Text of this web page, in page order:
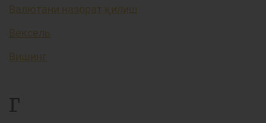
Валютани назорат қилиш
Вексель
Вишинг
Г